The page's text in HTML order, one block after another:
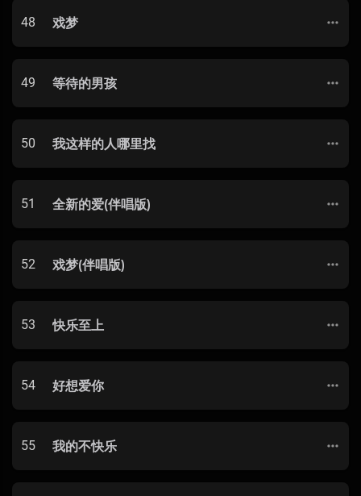
48 戏梦
49 等待的男孩
50 我这样的人哪里找
51 全新的爱(伴唱版)
52 戏梦(伴唱版)
53 快乐至上
54 好想爱你
55 我的不快乐